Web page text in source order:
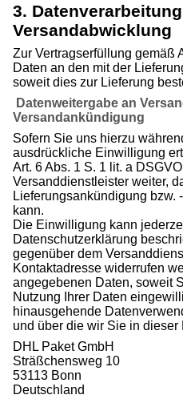
3.
Versandabwicklung
Zur Vertragserfüllung gemäß
Daten an den mit der
soweit dies zur Lieferung
Datenweitergabe an
Versandankündigung
Sofern Sie uns hierzu
ausdrückliche Einwilligung
Art. 6 Abs. 1 S. 1 lit. a
Versanddienstleister weiter,
Lieferungsankündigung bzw.
kann.
Die Einwilligung kann
Datenschutzerklärung
gegenüber dem
Kontaktadresse widerrufen
angegebenen Daten, soweit
Nutzung Ihrer Daten
hinausgehende
und über die wir Sie in
DHL Paket GmbH
Sträßchensweg 10
53113 Bonn
Deutschland